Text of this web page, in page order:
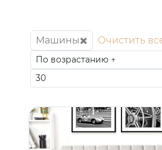
Машины Очистить